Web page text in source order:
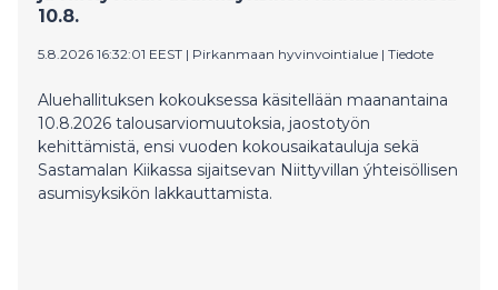
10.8.
5.8.2026 16:32:01 EEST | Pirkanmaan hyvinvointialue | Tiedote
Aluehallituksen kokouksessa käsitellään maanantaina
10.8.2026 talousarviomuutoksia, jaostotyön
kehittämistä, ensi vuoden kokousaikatauluja sekä
Sastamalan Kiikassa sijaitsevan Niittyvillan ýhteisöllisen
asumisyksikön lakkauttamista.